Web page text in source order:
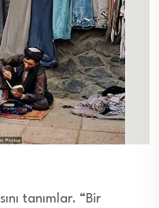
tanımlar. “Bir